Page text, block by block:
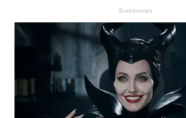
Brainberries